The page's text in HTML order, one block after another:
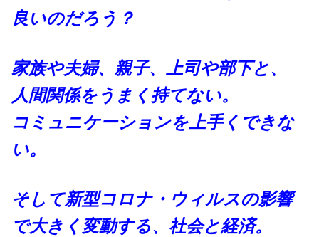
良いのだろう？
家族や夫婦、親子、上司や部下と、
人間関係をうまく持てない。
コミュニケーションを上手くできな
い。
そして新型コロナ・ウィルスの影響
で大きく変動する、社会と経済。